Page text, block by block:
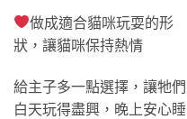
做成適合貓咪玩耍的形
狀，讓貓咪保持熱情
給主子多一點選擇，讓牠們
白天玩得盡興，晚上安心睡